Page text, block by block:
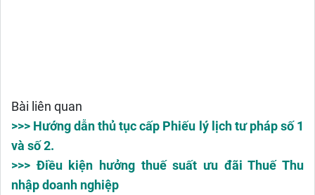
Bài liên quan
>>> Hướng dẫn thủ tục cấp Phiếu lý lịch tư pháp số 1
và số 2.
>>> Điều kiện hưởng thuế suất ưu đãi Thuế Thu
nhập doanh nghiệp